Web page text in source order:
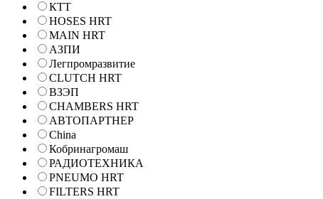
КТТ
HOSES HRT
MAIN HRT
АЗПИ
Легпромразвитие
CLUTCH HRT
ВЗЭП
CHAMBERS HRT
АВТОПАРТНЕР
China
Кобринагромаш
РАДИОТЕХНИКА
PNEUMO HRT
FILTERS HRT